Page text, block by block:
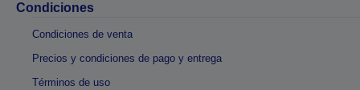
Condiciones
Condiciones de venta
Precios y condiciones de pago y entrega
Términos de uso